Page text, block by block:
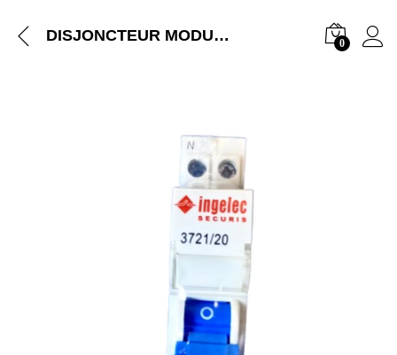
DISJONCTEUR MODULAIRE INGELEC + NEUT REF 3721/20 0